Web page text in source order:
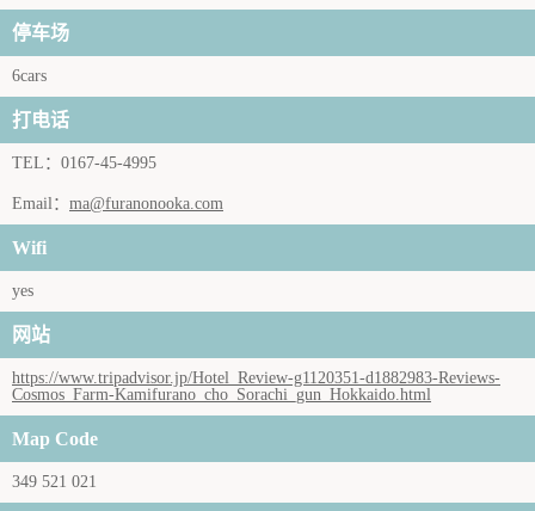
停车场
6cars
打电话
TEL：0167-45-4995
Email： ma@furanonooka.com
Wifi
yes
网站
https://www.tripadvisor.jp/Hotel_Review-g1120351-d1882983-Reviews-
Cosmos_Farm-Kamifurano_cho_Sorachi_gun_Hokkaido.html
Map Code
349 521 021